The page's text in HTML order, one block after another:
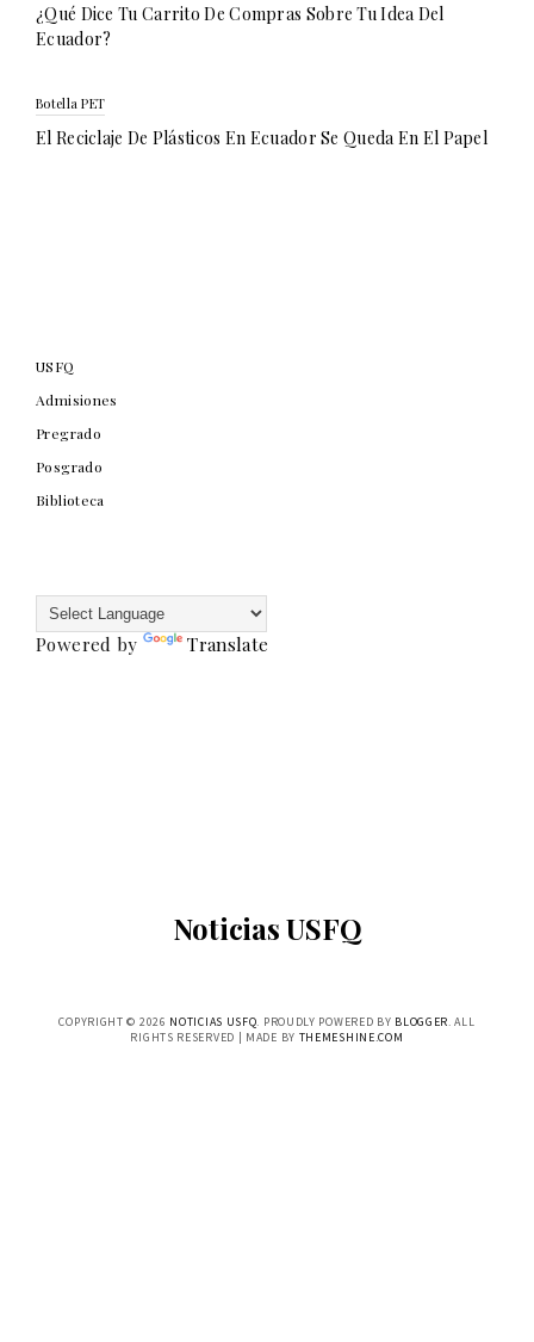
¿Qué Dice Tu Carrito De Compras Sobre Tu Idea Del
Ecuador?
Botella PET
El Reciclaje De Plásticos En Ecuador Se Queda En El Papel
USFQ
Admisiones
Pregrado
Posgrado
Biblioteca
Powered by Translate
Noticias USFQ
COPYRIGHT © 2026 NOTICIAS USFQ. PROUDLY POWERED BY BLOGGER. ALL
RIGHTS RESERVED | MADE BY THEMESHINE.COM